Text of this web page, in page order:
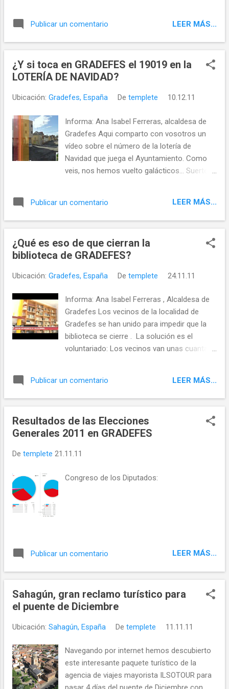
como consecuencia de los pastos para el
AÑO NUEVO
http://gradefesmunicipio.blogspot.com/2011
Publicar un comentario LEER MÁS...
¿Y si toca en GRADEFES el 19019 en la
LOTERÍA DE NAVIDAD?
Ubicación: Gradefes, España De templete 10.12.11
Informa: Ana Isabel Ferreras, alcaldesa de
Gradefes Aqui comparto con vosotros un
vídeo sobre el número de la lotería de
Navidad que juega el Ayuntamiento. Como
veis, nos hemos vuelto galácticos... Suerte a
Publicar un comentario LEER MÁS...
¿Qué es eso de que cierran la
biblioteca de GRADEFES?
Ubicación: Gradefes, España De templete 24.11.11
Informa: Ana Isabel Ferreras , Alcaldesa de
Gradefes Los vecinos de la localidad de
Gradefes se han unido para impedir que la
biblioteca se cierre . La solución es el
voluntariado: Los vecinos van unas cuantas
de TVCastilla y León sobre la iniciativa del
voluntariado para evitar el cierre de la
Es un placer tratar con gente tan maravillosa
y dispuesta. Gracias a Carlos Tejerina García
González , José Navarro, Emilia, etc, etc.
RELACIONADAS Ana Isabel Ferreras, la
Publicar un comentario LEER MÁS...
Resultados de las Elecciones
Generales 2011 en GRADEFES
De templete 21.11.11
Congreso de los Diputados:
Publicar un comentario LEER MÁS...
Sahagún, gran reclamo turístico para
el puente de Diciembre
Ubicación: Sahagún, España De templete 11.11.11
Navegando por internet hemos descubierto
este interesante paquete turístico de la
agencia de viajes mayorista ILSOTOUR para